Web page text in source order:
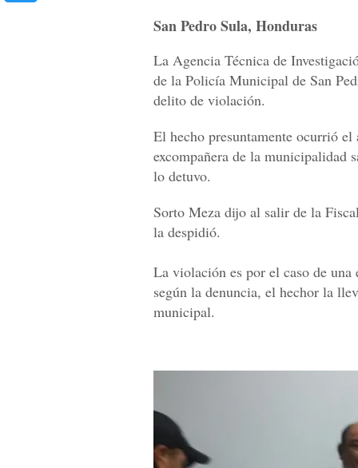
San Pedro Sula, Honduras
La Agencia Técnica de
de la Policía Municipal de San
delito de violación.
El hecho presuntamente ocurrió
excompañera de la municipalidad
lo detuvo.
Sorto Meza dijo al salir de la
la despidió.
La violación es por el caso de
según la denuncia, el hechor la
municipal.